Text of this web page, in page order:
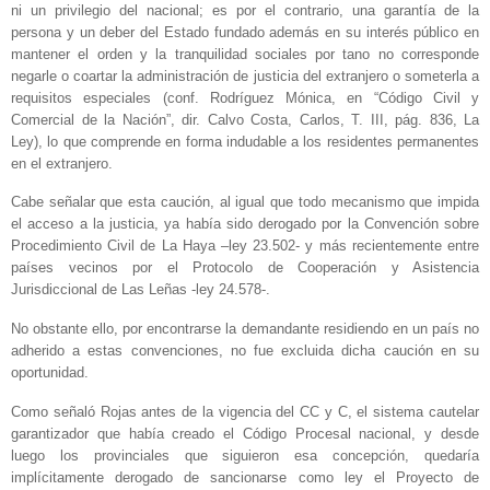
ni un privilegio del nacional; es por el contrario, una garantía de la
persona y un deber del Estado fundado además en su interés público en
mantener el orden y la tranquilidad sociales por tano no corresponde
negarle o coartar la administración de justicia del extranjero o someterla a
requisitos especiales (conf. Rodríguez Mónica, en “Código Civil y
Comercial de la Nación”, dir. Calvo Costa, Carlos, T. III, pág. 836, La
Ley), lo que comprende en forma indudable a los residentes permanentes
en el extranjero.
Cabe señalar que esta caución, al igual que todo mecanismo que impida
el acceso a la justicia, ya había sido derogado por la Convención sobre
Procedimiento Civil de La Haya –ley 23.502- y más recientemente entre
países vecinos por el Protocolo de Cooperación y Asistencia
Jurisdiccional de Las Leñas -ley 24.578-.
No obstante ello, por encontrarse la demandante residiendo en un país no
adherido a estas convenciones, no fue excluida dicha caución en su
oportunidad.
Como señaló Rojas antes de la vigencia del CC y C, el sistema cautelar
garantizador que había creado el Código Procesal nacional, y desde
luego los provinciales que siguieron esa concepción, quedaría
implícitamente derogado de sancionarse como ley el Proyecto de